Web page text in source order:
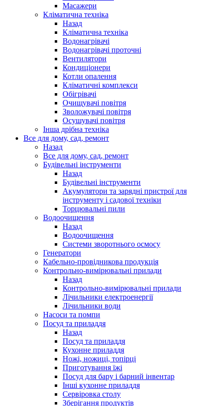
Масажери
Кліматична техніка
Назад
Кліматична техніка
Водонагрівачі
Водонагрівачі проточні
Вентилятори
Кондиціонери
Котли опалення
Кліматичні комплекси
Обігрівачі
Очищувачі повітря
Зволожувачі повітря
Осушувачі повітря
Інша дрібна техніка
Все для дому, сад, ремонт
Назад
Все для дому, сад, ремонт
Будівельні інструменти
Назад
Будівельні інструменти
Акумулятори та зарядні пристрої для
інструменту і садової техніки
Торцювальні пили
Водоочищення
Назад
Водоочищення
Системи зворотнього осмосу
Генератори
Кабельно-провідникова продукція
Контрольно-вимірювальні прилади
Назад
Контрольно-вимірювальні прилади
Лічильники електроенергії
Лічильники води
Насоси та помпи
Посуд та приладдя
Назад
Посуд та приладдя
Кухонне приладдя
Ножі, ножиці, топірці
Приготування їжі
Посуд для бару і барний інвентар
Інші кухонне приладдя
Сервіровка столу
Зберігання продуктів